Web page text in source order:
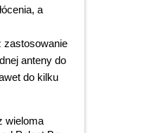
a
zastosowanie
anteny do
do kilku
wieloma